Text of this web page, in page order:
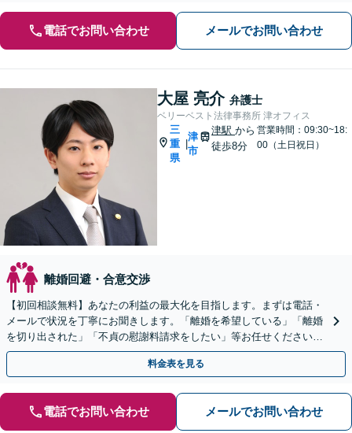
電話でお問い合わせ メールでお問い合わせ
大屋 亮介 弁護士
ベリーベスト法律事務所 津オフィス
三
重
県
|
津
市
津駅から
徒歩8分
営業時間：09:30~18:
00（土日祝日）
離婚回避・合意交渉
【初回相談無料】あなたの利益の最大化を目指します。まずは電話・
メールで状況を丁寧にお聞きします。「離婚を希望している」「離婚
を切り出された」「不貞の慰謝料請求をしたい」等お任せください。
【リーズナブルな料金設定】
料金表を見る
電話でお問い合わせ メールでお問い合わせ